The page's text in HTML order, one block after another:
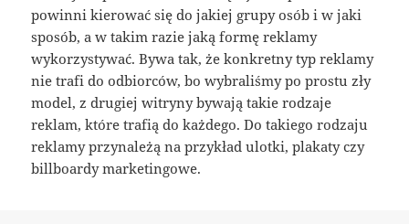
powinni kierować się do jakiej grupy osób i w jaki
sposób, a w takim razie jaką formę reklamy
wykorzystywać. Bywa tak, że konkretny typ reklamy
nie trafi do odbiorców, bo wybraliśmy po prostu zły
model, z drugiej witryny bywają takie rodzaje
reklam, które trafią do każdego. Do takiego rodzaju
reklamy przynależą na przykład ulotki, plakaty czy
billboardy marketingowe.